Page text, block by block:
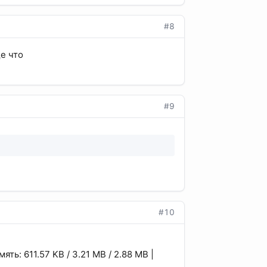
#8
что
#9
#10
611.57 KB / 3.21 MB / 2.88 MB |